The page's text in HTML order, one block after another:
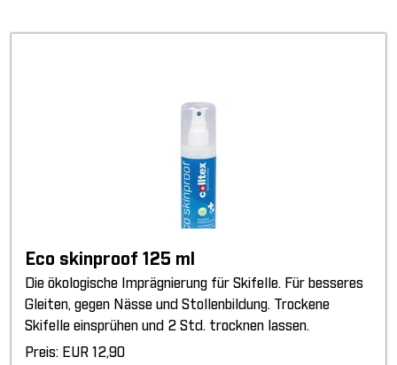
Eco skinproof 125 ml
Die ökologische Imprägnierung für Skifelle. Für besseres
Gleiten, gegen Nässe und Stollenbildung. Trockene
Skifelle einsprühen und 2 Std. trocknen lassen.
Preis: EUR 12,90